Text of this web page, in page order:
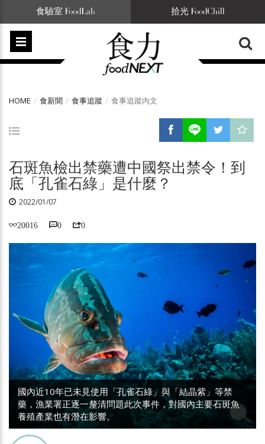
食驗室 FoodLab 拾光 FoodChill
HOME 食新聞 食事追蹤 食事追蹤內文
石斑魚檢出禁藥遭中國祭出禁令！到
底「孔雀石綠」是什麼？
2022/01/07
20016 0 0
國內近10年已未見使用「孔雀石綠」與「結晶紫」等禁
藥，漁業署正逐一釐清問題此次事件，對國內主要石斑魚
養殖產業也有潛在影響。